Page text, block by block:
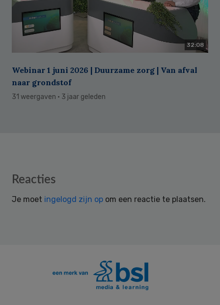
32:08
Webinar 1 juni 2026 | Duurzame zorg | Van afval
naar grondstof
31 weergaven · 3 jaar geleden
Reader
Reacties
Je moet ingelogd zijn op om een reactie te plaatsen.